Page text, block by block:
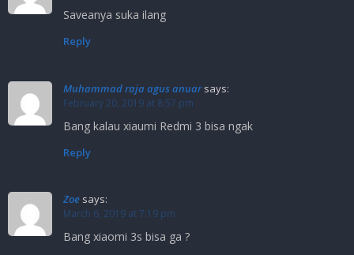
Saveanya suka ilang
Reply
Muhammad raja agus anuar says:
February 20, 2019 at 8:57 pm
Bang kalau xiaumi Redmi 3 bisa ngak
Reply
Zoe says:
March 6, 2019 at 7:19 pm
Bang xiaomi 3s bisa ga ?